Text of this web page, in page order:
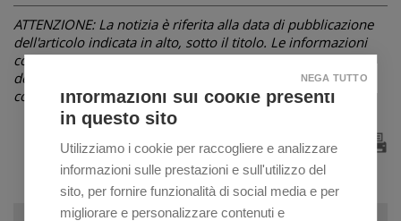
ATTENZIONE: La notizia è riferita alla data di pubblicazione
dell'articolo indicata in alto, sotto il titolo. Le informazioni
contenute possono pertanto, nel corso del tempo, subire
delle variazioni non riportate in questa pagina, ma in
comunicazioni successive o non essere più attuali.
Informazioni sui cookie presenti
in questo sito
Utilizziamo i cookie per raccogliere e analizzare
informazioni sulle prestazioni e sull'utilizzo del
sito, per fornire funzionalità di social media e per
migliorare e personalizzare contenuti e
NEGA TUTTO